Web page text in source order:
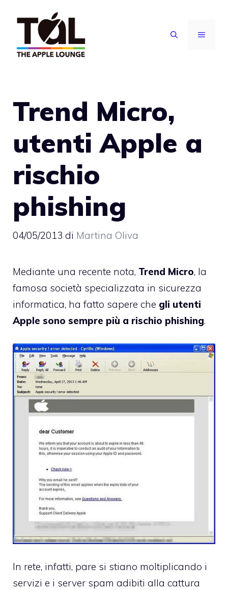
contenuto
MENU
Trend Micro,
utenti Apple a
rischio
phishing
04/05/2013 di Martina Oliva
Mediante una recente nota, Trend Micro, la
famosa società specializzata in sicurezza
informatica, ha fatto sapere che gli utenti
Apple sono sempre più a rischio phishing.
In rete, infatti, pare si stiano moltiplicando i
servizi e i server spam adibiti alla cattura